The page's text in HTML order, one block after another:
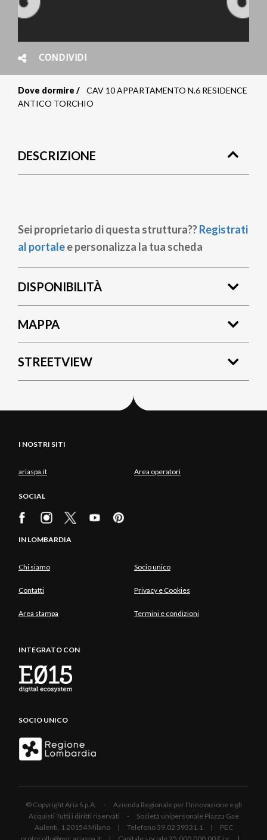
CONDIVIDI
Briciole
pane
Dove dormire
CAV 10 APPARTAMENTO N.6 RESIDENCE
ANTICO TORCHIO
DESCRIZIONE
Sei proprietario di questa struttura??Registrati
al portalee personalizza la tua scheda
DISPONIBILITÀ
MAPPA
STREETVIEW
I NOSTRI SITI
ariaspa.it Area operatori
SOCIAL
IN LOMBARDIA
Chi siamo Socio unico
Contatti Privacy e Cookies
Area stampa Termini e condizioni
INTEGRATO CON
SOCIO UNICO
© Copyright Aria S.p.A. - Azienda Regionale per l'Innovazione e gli
Acquisti Tutti i diritti riservati - Società unipersonale Piazza Gae
Aulenti, 1 20154 Milano | Telefono 39.02 39331.1 | PEC